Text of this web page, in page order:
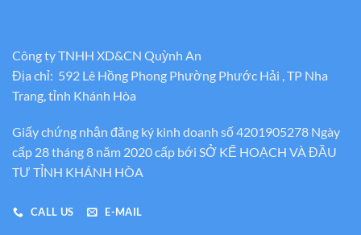
Công ty TNHH XD&CN Quỳnh An
Địa chỉ: 592 Lê Hồng Phong Phường Phước Hải , TP Nha
Trang, tỉnh Khánh Hòa
Giấy chứng nhận đăng ký kinh doanh số 4201905278 Ngày
cấp 28 tháng 8 năm 2020 cấp bới SỞ KẾ HOẠCH VÀ ĐẦU
TƯ TỈNH KHÁNH HÒA
CALL US E-MAIL